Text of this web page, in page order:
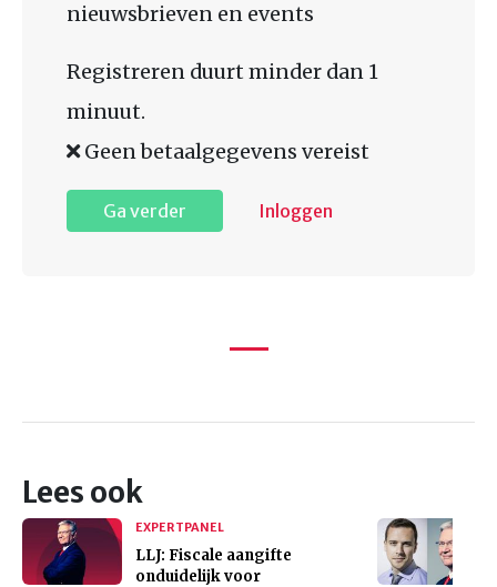
nieuwsbrieven en events
Registreren duurt minder dan 1
minuut.
Geen betaalgegevens vereist
Ga verder Inloggen
Lees ook
EXPERTPANEL
LLJ: Fiscale aangifte
onduidelijk voor